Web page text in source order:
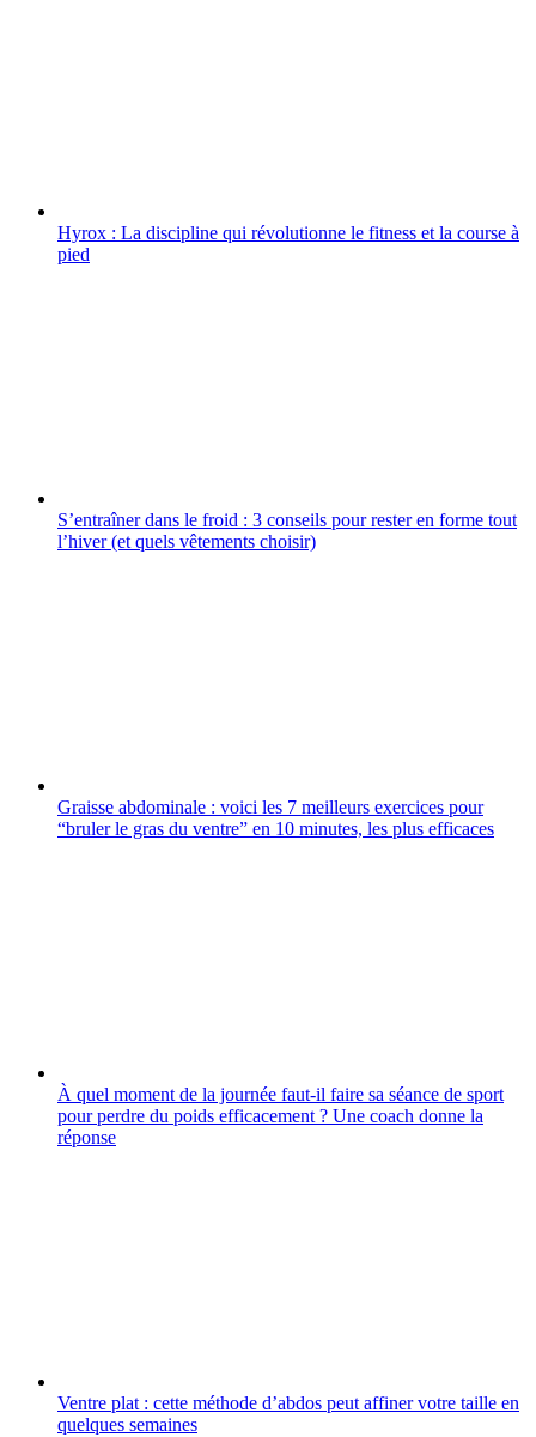
Hyrox : La discipline qui révolutionne le fitness et la course à
pied
S’entraîner dans le froid : 3 conseils pour rester en forme tout
l’hiver (et quels vêtements choisir)
Graisse abdominale : voici les 7 meilleurs exercices pour
“bruler le gras du ventre” en 10 minutes, les plus efficaces
À quel moment de la journée faut-il faire sa séance de sport
pour perdre du poids efficacement ? Une coach donne la
réponse
Ventre plat : cette méthode d’abdos peut affiner votre taille en
quelques semaines